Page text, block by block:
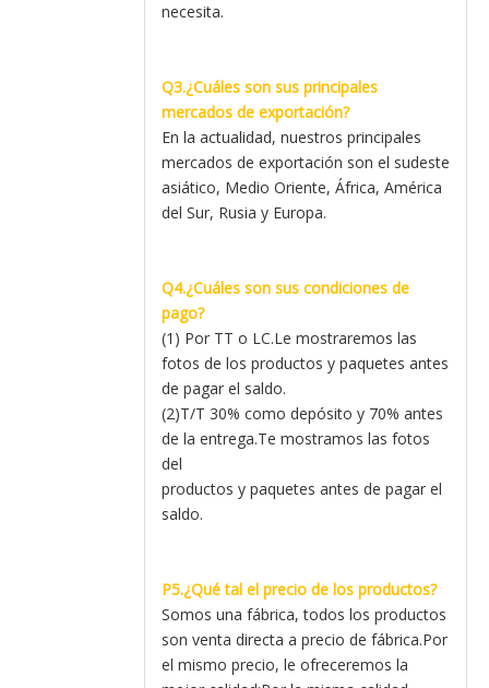
necesita.
Q3.¿Cuáles son sus principales
mercados de exportación?
En la actualidad, nuestros principales
mercados de exportación son el sudeste
asiático, Medio Oriente, África, América
del Sur, Rusia y Europa.
Q4.¿Cuáles son sus condiciones de
pago?
(1) Por TT o LC.Le mostraremos las
fotos de los productos y paquetes antes
de pagar el saldo.
(2)T/T 30% como depósito y 70% antes
de la entrega.Te mostramos las fotos
del
productos y paquetes antes de pagar el
saldo.
P5.¿Qué tal el precio de los productos?
Somos una fábrica, todos los productos
son venta directa a precio de fábrica.Por
el mismo precio, le ofreceremos la